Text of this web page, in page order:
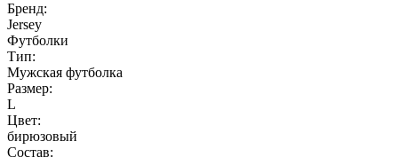
Бренд:
Jersey
Футболки
Тип:
Мужская футболка
Размер:
L
Цвет:
бирюзовый
Состав: